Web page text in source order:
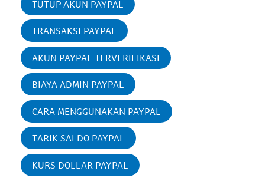
TUTUP AKUN PAYPAL
TRANSAKSI PAYPAL
AKUN PAYPAL TERVERIFIKASI
BIAYA ADMIN PAYPAL
CARA MENGGUNAKAN PAYPAL
TARIK SALDO PAYPAL
KURS DOLLAR PAYPAL